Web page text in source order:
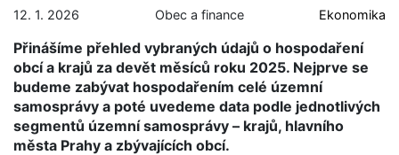
12. 1. 2026 Obec a finance Ekonomika
Přinášíme přehled vybraných údajů o hospodaření
obcí a krajů za devět měsíců roku 2025. Nejprve se
budeme zabývat hospodařením celé územní
samosprávy a poté uvedeme data podle jednotlivých
segmentů územní samosprávy – krajů, hlavního
města Prahy a zbývajících obcí.